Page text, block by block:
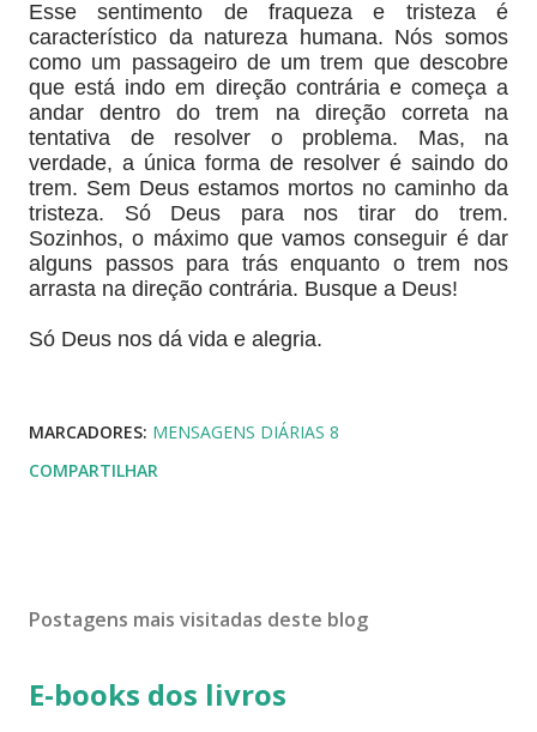
Esse sentimento de fraqueza e tristeza é
característico da natureza humana. Nós somos
como um passageiro de um trem que descobre
que está indo em direção contrária e começa a
andar dentro do trem na direção correta na
tentativa de resolver o problema. Mas, na
verdade, a única forma de resolver é saindo do
trem. Sem Deus estamos mortos no caminho da
tristeza. Só Deus para nos tirar do trem.
Sozinhos, o máximo que vamos conseguir é dar
alguns passos para trás enquanto o trem nos
arrasta na direção contrária. Busque a Deus!
Só Deus nos dá vida e alegria.
MARCADORES: MENSAGENS DIÁRIAS 8
COMPARTILHAR
Postagens mais visitadas deste blog
E-books dos livros